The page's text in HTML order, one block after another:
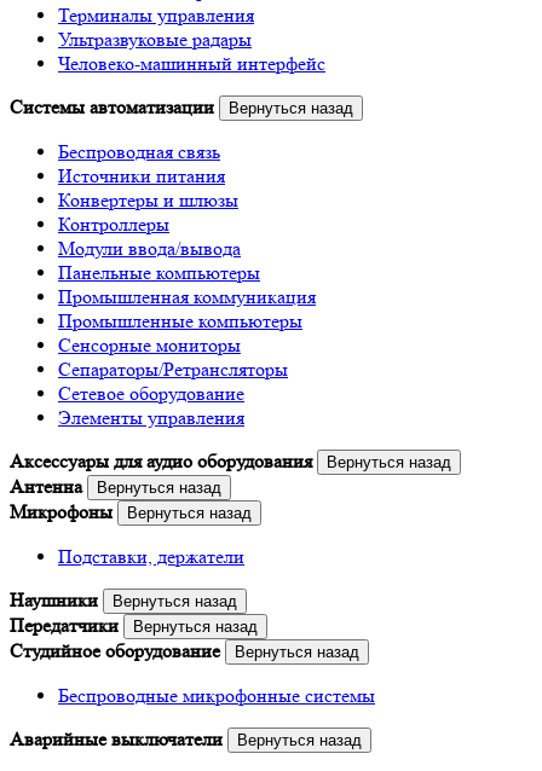
Терминалы управления
Ультразвуковые радары
Человеко-машинный интерфейс
Системы автоматизации
Вернуться назад
Беспроводная связь
Источники питания
Конвертеры и шлюзы
Контроллеры
Модули ввода/вывода
Панельные компьютеры
Промышленная коммуникация
Промышленные компьютеры
Сенсорные мониторы
Сепараторы/Ретрансляторы
Сетевое оборудование
Элементы управления
Аксессуары для аудио оборудования
Вернуться назад
Антенна Вернуться назад
Микрофоны Вернуться назад
Подставки, держатели
Наушники
Вернуться назад
Передатчики Вернуться назад
Студийное оборудование Вернуться назад
Беспроводные микрофонные системы
Аварийные выключатели
Вернуться назад